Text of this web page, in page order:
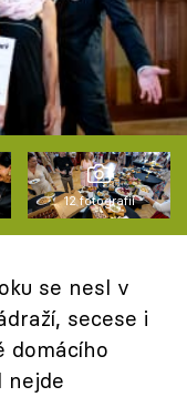
12 fotografií
se nesl v
secese i
domácího
nejde